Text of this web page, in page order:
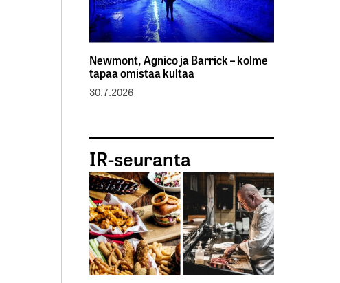
Newmont, Agnico ja Barrick – kolme
tapaa omistaa kultaa
30.7.2026
IR-seuranta